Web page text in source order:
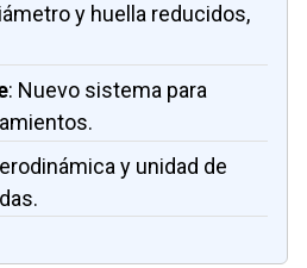
y huella reducidos,
: Nuevo sistema para
y unidad de